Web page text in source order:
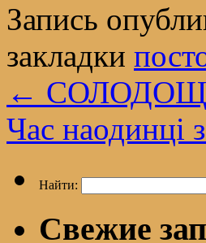
Запись
закладки
←
Час наодинці
Найти:
Свежие